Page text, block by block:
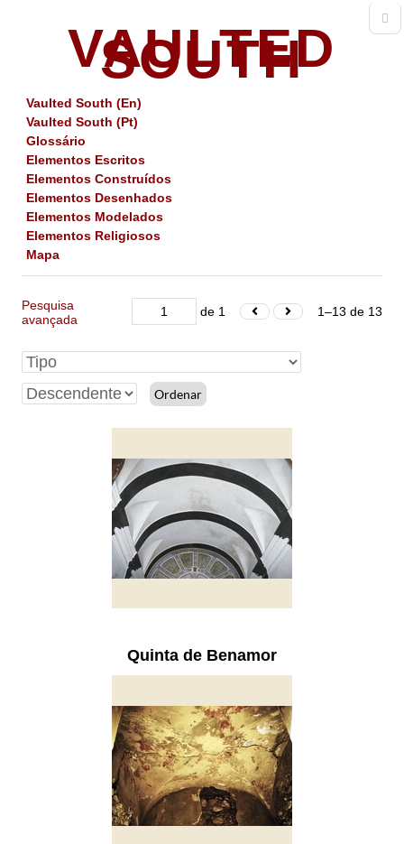
VAULTED
SOUTH
Vaulted South (En)
Vaulted South (Pt)
Glossário
Elementos Escritos
Elementos Construídos
Elementos Desenhados
Elementos Modelados
Elementos Religiosos
Mapa
de 1 1–13 de 13
Pesquisa
avançada
Ordenar
Quinta de Benamor